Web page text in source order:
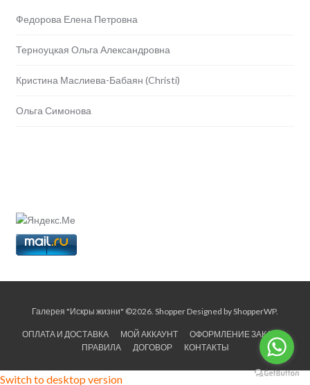
Федорова Елена Петровна
Терноуцкая Ольга Александровна
Кристина Маслиева-Бабаян (Christi)
Ольга Симонова
Галерея "Искры жизни" ©2026. Shopper Designed byShopperWP.
ОПЛАТА И ДОСТАВКА МОЙ АККАУНТ
ОФОРМЛЕНИЕ ЗАКАЗА
ПРАВИЛА
ДОГОВОР КОНТАКТЫ
Switch to desktop version